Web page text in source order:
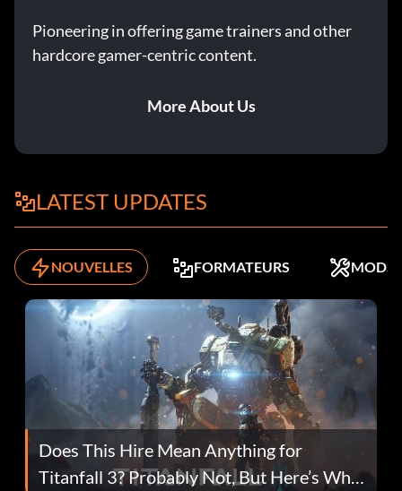
Pioneering in offering game trainers and other
hardcore gamer-centric content.
More About Us
LATEST UPDATES
NOUVELLES FORMATEURS MODS
Does This Hire Mean Anything for
Titanfall 3? Probably Not, But Here’s Why